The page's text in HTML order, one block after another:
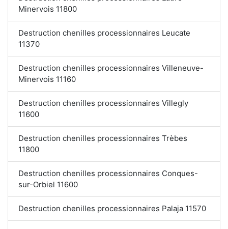
Minervois 11800
Destruction chenilles processionnaires Leucate
11370
Destruction chenilles processionnaires Villeneuve-
Minervois 11160
Destruction chenilles processionnaires Villegly
11600
Destruction chenilles processionnaires Trèbes
11800
Destruction chenilles processionnaires Conques-
sur-Orbiel 11600
Destruction chenilles processionnaires Palaja 11570